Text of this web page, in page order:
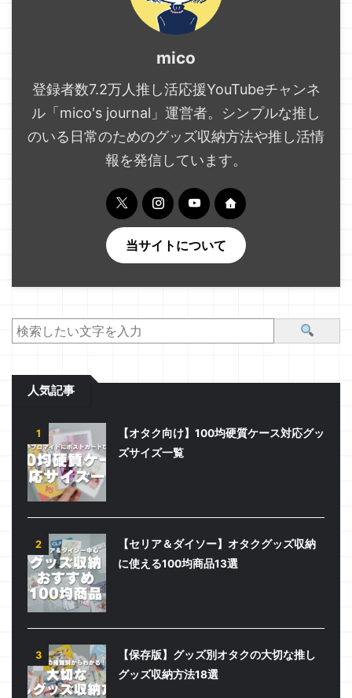
mico
登録者数7.2万人推し活応援YouTubeチャンネ
ル「mico's journal」運営者。シンプルな推し
のいる日常のためのグッズ収納方法や推し活情
報を発信しています。
当サイトについて
人気記事
1
【オタク向け】100均硬質ケース対応グッ
ズサイズ一覧
2
【セリア＆ダイソー】オタクグッズ収納
に使える100均商品13選
3
【保存版】グッズ別オタクの大切な推し
グッズ収納方法18選